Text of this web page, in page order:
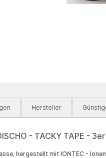
Hersteller
- TACKY TAPE -
hergestellt mit IONTEC -